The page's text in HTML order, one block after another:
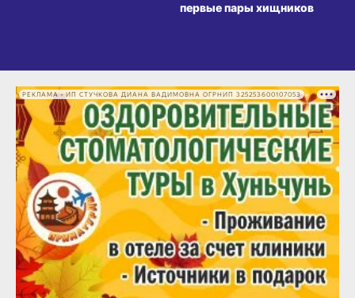
первые пары хищников
РЕКЛАМА • ИП СТУЧКОВА ДИАНА ВАДИМОВНА ОГРНИП 325253600107053